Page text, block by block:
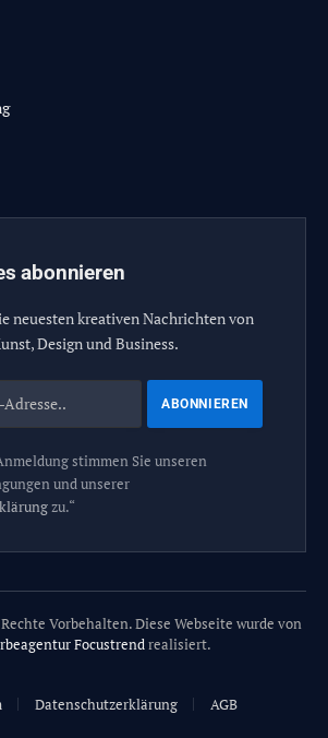
abonnieren
neuesten kreativen Nachrichten von
Design und Business.
stimmen Sie unseren
und unserer
zu.“
Vorbehalten. Diese Webseite wurde von
Focustrend realisiert.
Datenschutzerklärung AGB